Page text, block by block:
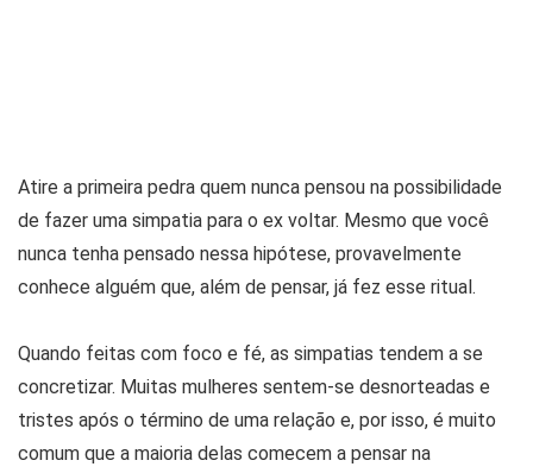
Atire a primeira pedra quem nunca pensou na possibilidade
de fazer uma simpatia para o ex voltar. Mesmo que você
nunca tenha pensado nessa hipótese, provavelmente
conhece alguém que, além de pensar, já fez esse ritual.
Quando feitas com foco e fé, as simpatias tendem a se
concretizar. Muitas mulheres sentem-se desnorteadas e
tristes após o término de uma relação e, por isso, é muito
comum que a maioria delas comecem a pensar na